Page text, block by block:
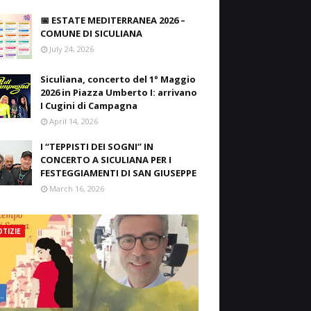
📅 ESTATE MEDITERRANEA 2026 –
COMUNE DI SICULIANA
July 24, 2026
Siculiana, concerto del 1° Maggio
2026 in Piazza Umberto I: arrivano
I Cugini di Campagna
April 14, 2026
I “TEPPISTI DEI SOGNI” IN
CONCERTO A SICULIANA PER I
FESTEGGIAMENTI DI SAN GIUSEPPE
March 16, 2026